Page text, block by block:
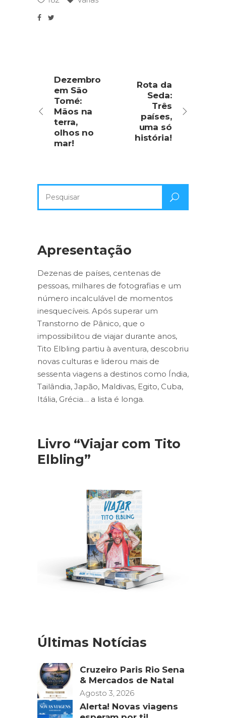
Dezembro
em São
Tomé:
Mãos na
terra,
olhos no
mar!
Rota da
Seda:
Três
países,
uma só
história!
por:
Apresentação
Dezenas de países, centenas de
pessoas, milhares de fotografias e um
número incalculável de momentos
inesquecíveis. Após superar um
Transtorno de Pânico, que o
impossibilitou de viajar durante anos,
Tito Elbling partiu à aventura, descobriu
novas culturas e liderou mais de
sessenta viagens a destinos como Índia,
Tailândia, Japão, Maldivas, Egito, Cuba,
Itália, Grécia… a lista é longa.
Livro “Viajar com Tito
Elbling”
Últimas Notícias
Cruzeiro Paris Rio Sena
& Mercados de Natal
Agosto 3, 2026
Alerta! Novas viagens